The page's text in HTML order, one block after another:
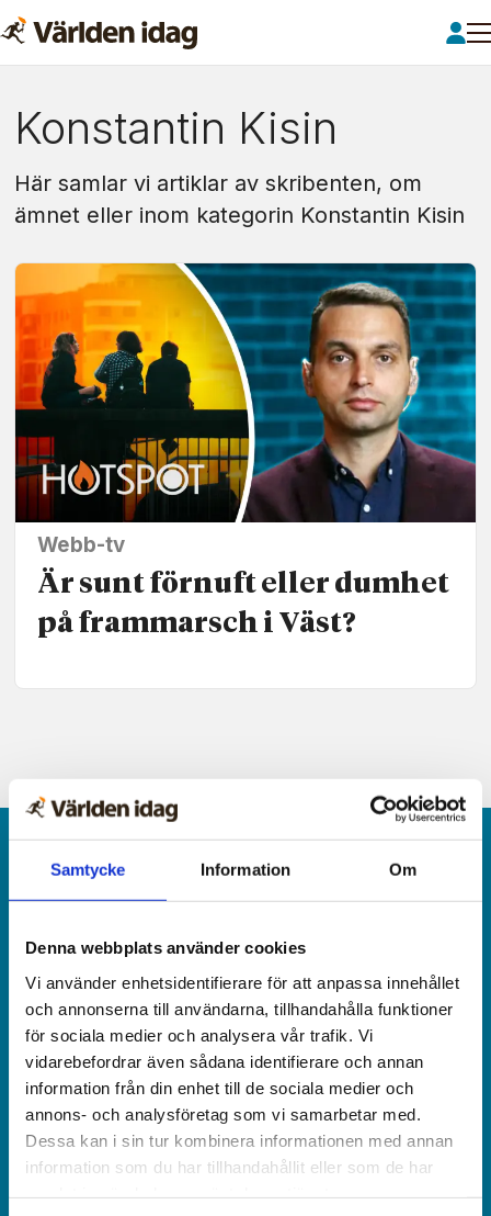
Samtycke Information Om
Denna webbplats använder cookies
Vi använder enhetsidentifierare för att anpassa innehållet
och annonserna till användarna, tillhandahålla funktioner
för sociala medier och analysera vår trafik. Vi
vidarebefordrar även sådana identifierare och annan
information från din enhet till de sociala medier och
annons- och analysföretag som vi samarbetar med.
Dessa kan i sin tur kombinera informationen med annan
information som du har tillhandahållit eller som de har
Om:
konstantin
kisin
Konstantin Kisin
Här samlar vi artiklar av skribenten, om
ämnet eller inom kategorin Konstantin Kisin
Webb-tv
Är sunt förnuft eller dumhet
på frammarsch i Väst?
och obunden nyhets­­­tidning på kristen grund.
Ansvarig utgivare och chef­redaktör:
Jonas Adolfsson
© Världen idag AB
Växel: